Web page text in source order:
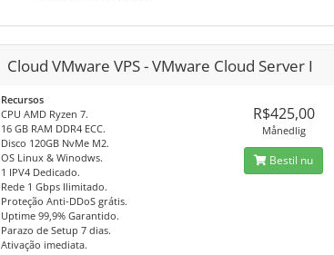
Cloud VMware VPS - VMware Cloud Server I
Recursos
CPU AMD Ryzen 7.
16 GB RAM DDR4 ECC.
Disco 120GB NvMe M2.
OS Linux & Winodws.
1 IPV4 Dedicado.
Rede 1 Gbps Ilimitado.
Proteção Anti-DDoS grátis.
Uptime 99,9% Garantido.
Parazo de Setup 7 dias.
Ativação imediata.
R$425,00
Månedlig
Bestil nu